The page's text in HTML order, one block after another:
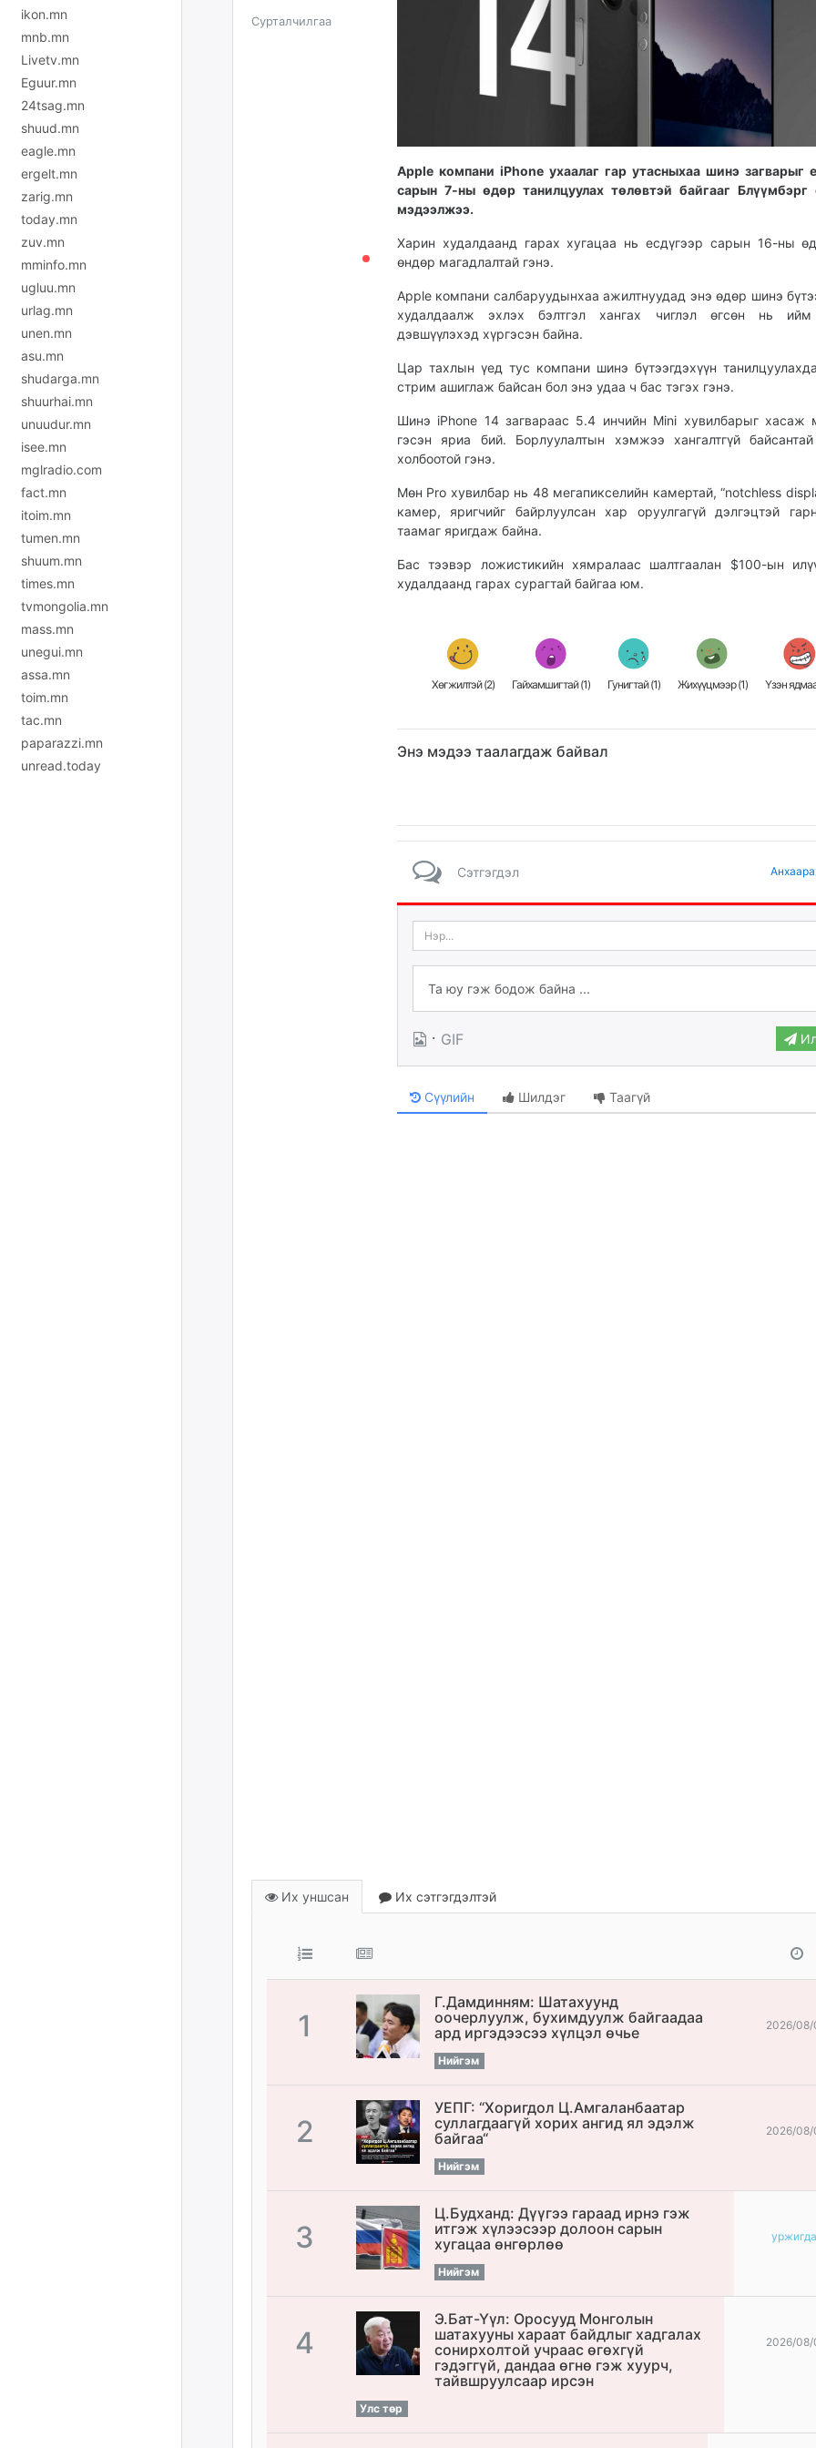
ikon.mn
mnb.mn
Livetv.mn
Eguur.mn
24tsag.mn
shuud.mn
eagle.mn
ergelt.mn
zarig.mn
today.mn
zuv.mn
mminfo.mn
ugluu.mn
urlag.mn
unen.mn
asu.mn
shudarga.mn
shuurhai.mn
unuudur.mn
isee.mn
mglradio.com
fact.mn
itoim.mn
tumen.mn
shuum.mn
times.mn
tvmongolia.mn
mass.mn
unegui.mn
assa.mn
toim.mn
tac.mn
paparazzi.mn
unread.today
Сурталчилгаа
Apple компани iPhone ухаалаг гар утасныхаа шинэ загварыг
сарын 7-ны өдөр танилцуулах төлөвтэй байгааг Блүүмбэрг
мэдээлжээ.
Харин худалдаанд гарах хугацаа нь есдүгээр сарын 16-ны
өндөр магадлалтай гэнэ.
Apple компани салбаруудынхаа ажилтнуудад энэ өдөр шинэ
худалдаалж эхлэх бэлтгэл хангах чиглэл өгсөн нь ийм
дэвшүүлэхэд хүргэсэн байна.
Цар тахлын үед тус компани шинэ бүтээгдэхүүн
стрим ашиглаж байсан бол энэ удаа ч бас тэгэх гэнэ.
Шинэ iPhone 14 загвараас 5.4 инчийн Mini хувилбарыг хасаж
гэсэн яриа бий. Борлуулалтын хэмжээ хангалтгүй
холбоотой гэнэ.
Мөн Pro хувилбар нь 48 мегапикселийн камертай, “notchless
камер, яригчийг байрлуулсан хар оруулгагүй дэлгэцтэй
таамаг яригдаж байна.
Бас тээвэр ложистикийн хямралаас шалтгаалан $100-ын
худалдаанд гарах сурагтай байгаа юм.
Хөгжилтэй (2) Гайхамшигтай (1) Гунигтай (1) Жихүүцмээр (1) Үзэн
Энэ мэдээ таалагдаж байвал
Сэтгэгдэл
· GIF
Сүүлийн Шилдэг Таагүй
Их уншсан Их сэтгэгдэлтэй
1
Г.Дамдинням: Шатахуунд
оочерлуулж, бухимдуулж байгаадаа
ард иргэдээсээ хүлцэл өчье
Нийгэм
2026/08/
2
УЕПГ: “Хоригдол Ц.Амгаланбаатар
cуллагдаагүй хорих ангид ял эдэлж
байгаа“
Нийгэм
2026/08/
3
Ц.Будханд: Дүүгээ гараад ирнэ гэж
итгэж хүлээсээр долоон сарын
хугацаа өнгөрлөө
Нийгэм
4
Э.Бат-Үүл: Оросууд Монголын
шатахууны хараат байдлыг хадгалах
сонирхолтой учраас өгөхгүй
гэдэггүй, дандаа өгнө гэж хуурч,
тайвшруулсаар ирсэн
Улс төр
2026/08/